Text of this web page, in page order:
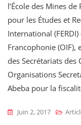
l’École des Mines
pour les Études et
International
Francophonie (OIF),
des Secrétariats des
Organisations
Abeba pour la
Juin 2, 2017